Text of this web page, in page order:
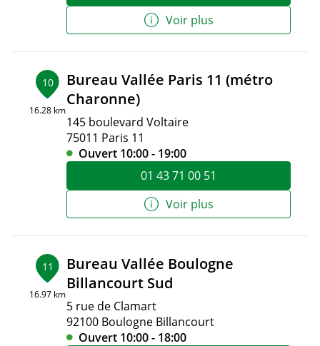
Voir plus
10
16.28 km
Bureau Vallée Paris 11 (métro
Charonne)
145 boulevard Voltaire
75011 Paris 11
Ouvert 10:00 - 19:00
01 43 71 00 51
Voir plus
11
16.97 km
Bureau Vallée Boulogne
Billancourt Sud
5 rue de Clamart
92100 Boulogne Billancourt
Ouvert 10:00 - 18:00